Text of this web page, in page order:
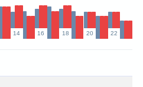
14 16 18 20 22
Минск - остановка Громова